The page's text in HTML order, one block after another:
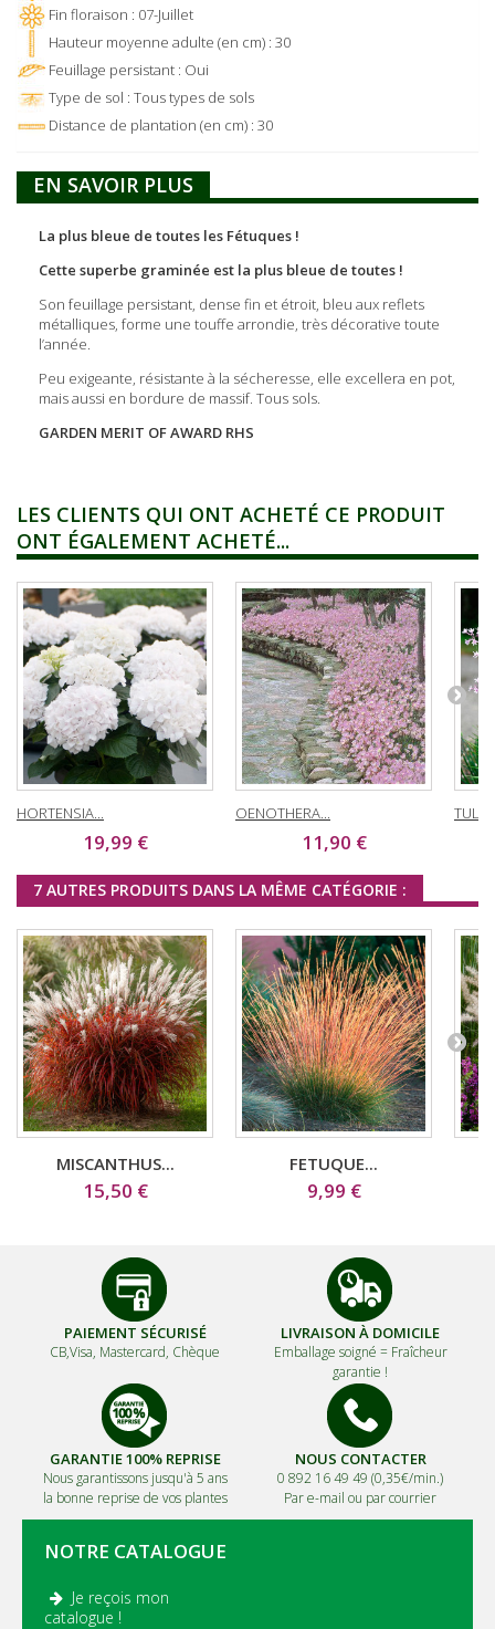
Fin floraison : 07-Juillet
Hauteur moyenne adulte (en cm) : 30
Feuillage persistant : Oui
Type de sol : Tous types de sols
Distance de plantation (en cm) : 30
EN SAVOIR PLUS
La plus bleue de toutes les Fétuques !
Cette superbe graminée est la plus bleue de toutes !
Son feuillage persistant, dense fin et étroit, bleu aux reflets
métalliques, forme une touffe arrondie, très décorative toute
l’année.
Peu exigeante, résistante à la sécheresse, elle excellera en pot,
mais aussi en bordure de massif. Tous sols.
GARDEN MERIT OF AWARD RHS
LES CLIENTS QUI ONT ACHETÉ CE PRODUIT
ONT ÉGALEMENT ACHETÉ...
HORTENSIA...
19,99 €
OENOTHERA...
11,90 €
7 AUTRES PRODUITS DANS LA MÊME CATÉGORIE :
MISCANTHUS...
15,50 €
FETUQUE...
9,99 €
PAIEMENT SÉCURISÉ
CB,Visa, Mastercard, Chèque
LIVRAISON À DOMICILE
Emballage soigné = Fraîcheur
garantie !
GARANTIE 100% REPRISE
Nous garantissons jusqu'à 5 ans
la bonne reprise de vos plantes
NOUS CONTACTER
0 892 16 49 49 (0,35€/min.)
Par e-mail ou par courrier
NOTRE CATALOGUE
Je reçois mon
catalogue !